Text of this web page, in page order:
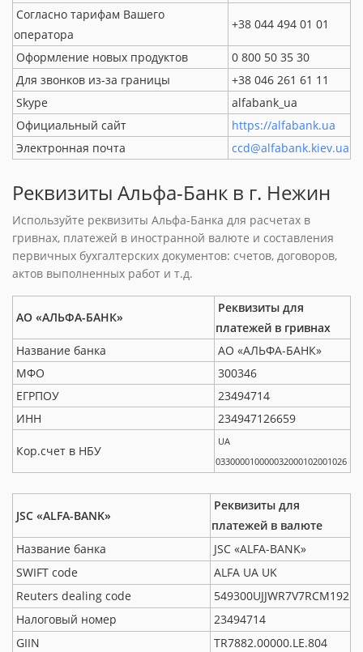
Согласно тарифам Вашего
оператора
+38 044 494 01 01
Оформление новых продуктов
0 800 50 35 30
Для звонков из-за границы
+38 046 261 61 11
Skype
alfabank_ua
Официальный сайт
https://alfabank.ua
Электронная почта
ccd@alfabank.kiev.ua
Реквизиты Альфа-Банк в г. Нежин
Используйте реквизиты Альфа-Банка для расчетах в
гривнах, платежей в иностранной валюте и составления
первичных бухгалтерских документов: счетов, договоров,
актов выполненных работ и т.д.
АО «АЛЬФА-БАНК»
Реквизиты для
платежей в гривнах
Название банка
АО «АЛЬФА-БАНК»
МФО
300346
ЕГРПОУ
23494714
ИНН
234947126659
Кор.счет в НБУ
UA
033000010000032000102001026
JSC «ALFA-BANK»
Реквизиты для
платежей в валюте
Название банка
JSC «ALFA-BANK»
SWIFT code
ALFA UA UK
Reuters dealing code
549300UJJWR7V7RCM192
Налоговый номер
23494714
GIIN
TR7882.00000.LE.804